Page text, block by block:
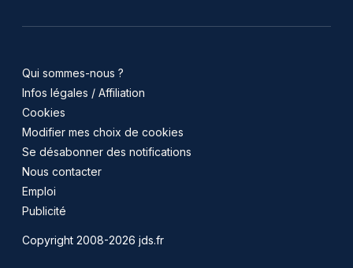
Qui sommes-nous ?
Infos légales / Affiliation
Cookies
Modifier mes choix de cookies
Se désabonner des notifications
Nous contacter
Emploi
Publicité
Copyright 2008-2026 jds.fr